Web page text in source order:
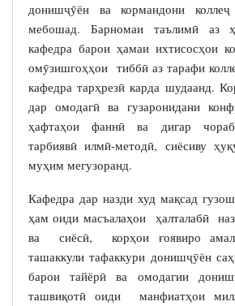
донишҷӯён ва кормандони коллеҷ
мебошад. Барномаи таълимӣ аз
кафедра барои ҳамаи ихтисосҳои
омӯзишгоҳҳои тиббӣ аз тарафи
кафедра тарҳрезӣ карда шудаанд.
дар омодагӣ ва гузаронидани
ҳафтаҳои фаннӣ ва дигар
тарбиявӣ илмӣ-методӣ, сиёсиву
муҳим мегузоранд.
Кафедра дар назди худ мақсад
ҳам оиди масъалаҳои ҳалталабӣ
ва сиёсӣ, корҳои ғоявиро
ташаккули тафаккури донишҷӯён
барои тайёрӣ ва омодагии
ташвиқотӣ оиди манфиатҳои